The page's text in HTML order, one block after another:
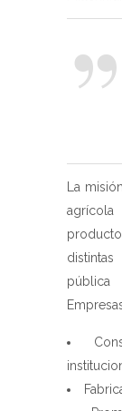
La
pública